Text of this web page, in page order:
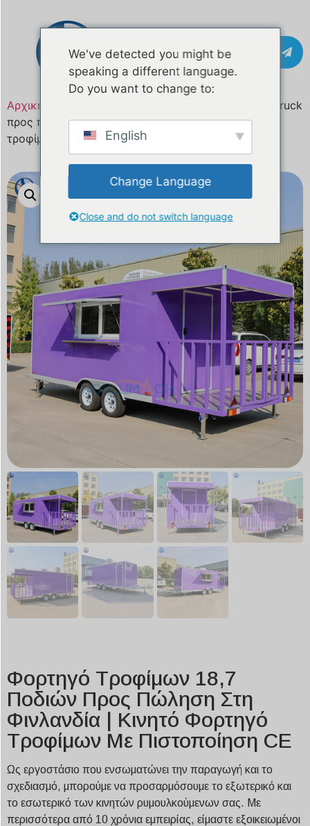
Επικοινωνία
Αρχική σελίδα
/ 18,7 πόδια Custom Food Truck
προς πώληση στη Φινλανδία | Κινητό φορτηγό
τροφίμων με πιστοποίηση CE
Φορτηγό Τροφίμων 18,7
Ποδιών Προς Πώληση Στη
Φινλανδία | Κινητό Φορτηγό
Τροφίμων Με Πιστοποίηση CE
Ως εργοστάσιο που ενσωματώνει την παραγωγή και το
σχεδιασμό, μπορούμε να προσαρμόσουμε το εξωτερικό και
το εσωτερικό των κινητών ρυμουλκούμενων σας. Με
περισσότερα από 10 χρόνια εμπειρίας, είμαστε εξοικειωμένοι
We've detected you might be
speaking a different language.
Do you want to change to:
English
Change Language
Close and do not switch language